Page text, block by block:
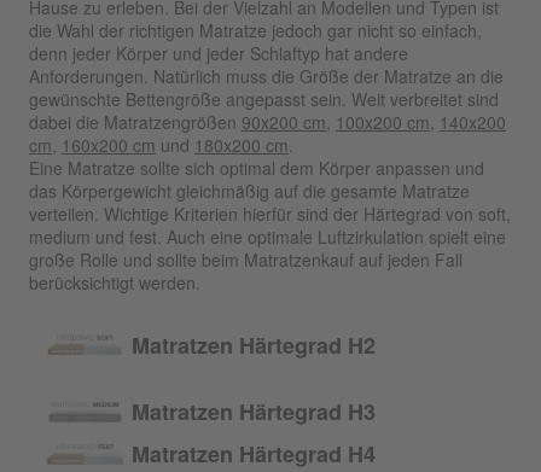
Hause zu erleben. Bei der Vielzahl an Modellen und Typen ist
die Wahl der richtigen Matratze jedoch gar nicht so einfach,
denn jeder Körper und jeder Schlaftyp hat andere
Anforderungen. Natürlich muss die Größe der Matratze an die
gewünschte Bettengröße angepasst sein. Weit verbreitet sind
dabei die Matratzengrößen 90x200 cm 100x200 cm 140x200
cm 160x200 cm und 180x200 cm
Eine Matratze sollte sich optimal dem Körper anpassen und
das Körpergewicht gleichmäßig auf die gesamte Matratze
verteilen. Wichtige Kriterien hierfür sind der Härtegrad von soft,
medium und fest. Auch eine optimale Luftzirkulation spielt eine
große Rolle und sollte beim Matratzenkauf auf jeden Fall
berücksichtigt werden.
Matratzen Härtegrad H2
Matratzen Härtegrad H3
Matratzen Härtegrad H4